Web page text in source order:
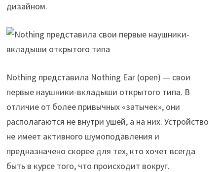
дизайном.
Nothing представила Nothing Ear (open) — свои
первые наушники-вкладыши открытого типа. В
отличие от более привычных «затычек», они
располагаются не внутри ушей, а на них. Устройство
не имеет активного шумоподавления и
предназначено скорее для тех, кто хочет всегда
быть в курсе того, что происходит вокруг.